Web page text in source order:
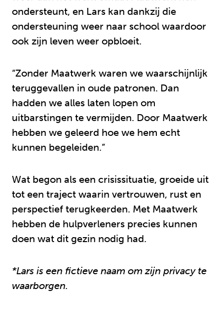
ondersteunt, en Lars kan dankzij die
ondersteuning weer naar school waardoor
ook zijn leven weer opbloeit.
“Zonder Maatwerk waren we waarschijnlijk
teruggevallen in oude patronen. Dan
hadden we alles laten lopen om
uitbarstingen te vermijden. Door Maatwerk
hebben we geleerd hoe we hem echt
kunnen begeleiden.”
Wat begon als een crisissituatie, groeide uit
tot een traject waarin vertrouwen, rust en
perspectief terugkeerden. Met Maatwerk
hebben de hulpverleners precies kunnen
doen wat dit gezin nodig had.
*Lars is een fictieve naam om zijn privacy te
waarborgen.